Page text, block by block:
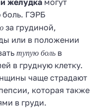
боль. ГЭРБ
за грудиной,
или в положении
тупую боль в
в грудную клетку.
чаще страдают
которая также
в груди.